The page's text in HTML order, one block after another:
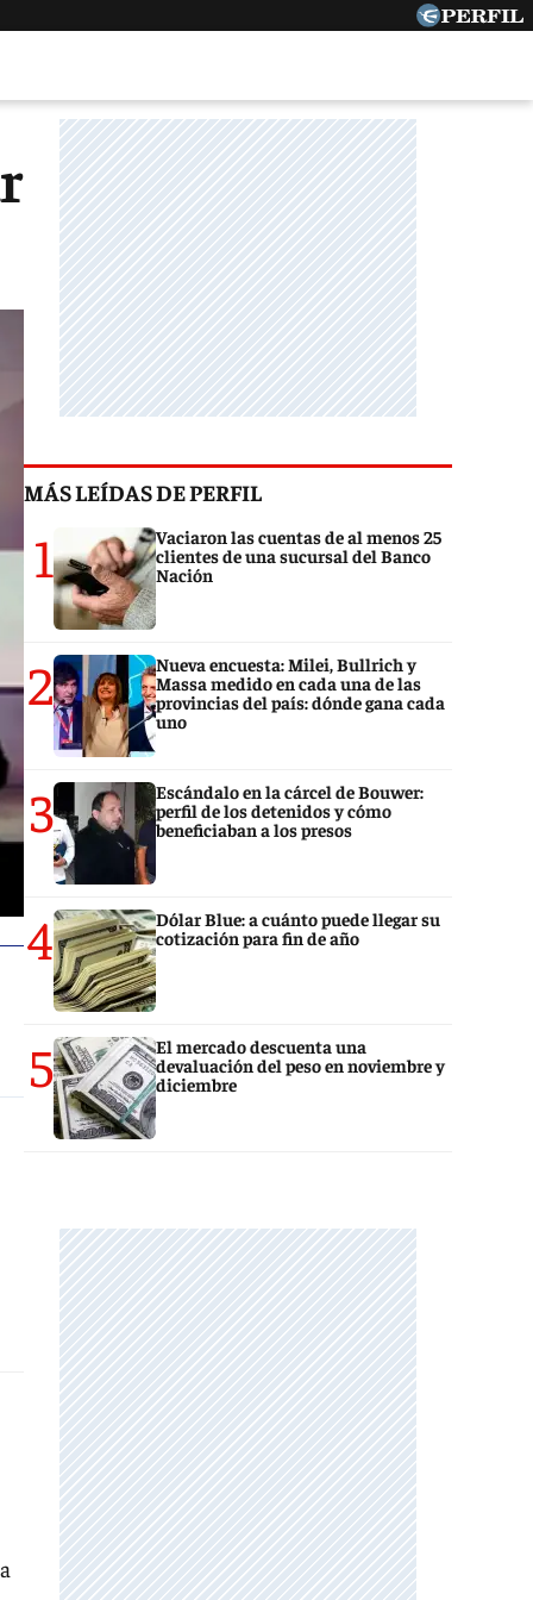
MÁS LEÍDAS DE PERFIL
1
Vaciaron las cuentas de al menos 25
clientes de una sucursal del Banco
Nación
2
Nueva encuesta: Milei, Bullrich y
Massa medido en cada una de las
provincias del país: dónde gana cada
uno
3
Escándalo en la cárcel de Bouwer:
perfil de los detenidos y cómo
beneficiaban a los presos
4
Dólar Blue: a cuánto puede llegar su
cotización para fin de año
5
El mercado descuenta una
devaluación del peso en noviembre y
diciembre